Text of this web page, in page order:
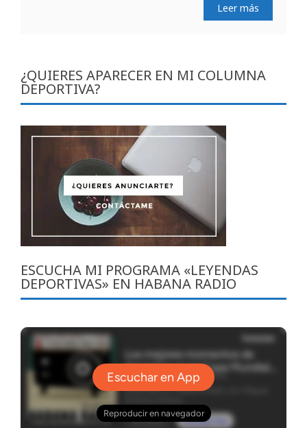
Leer más
¿QUIERES APARECER EN MI COLUMNA
DEPORTIVA?
ESCUCHA MI PROGRAMA «LEYENDAS
DEPORTIVAS» EN HABANA RADIO